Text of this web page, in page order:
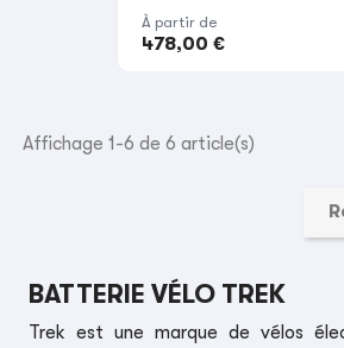
À partir de
478,00 €
Affichage 1-6 de 6 article(s)
BATTERIE VÉLO TREK
Trek est une marque de vélos